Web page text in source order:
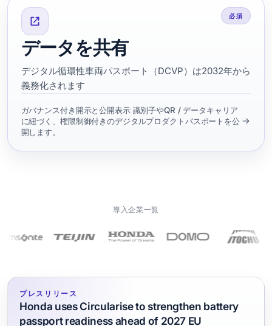
必須
データを共有
デジタル循環性車両パスポート（DCVP）は2032年から
義務化されます
ガバナンス付き開示と公開表示 識別子やQR / データキャリア
に紐づく、権限制御付きのデジタルプロダクトパスポートを公
開します。
導入企業一覧
プレスリリース
Honda uses Circularise to strengthen battery
passport readiness ahead of 2027 EU